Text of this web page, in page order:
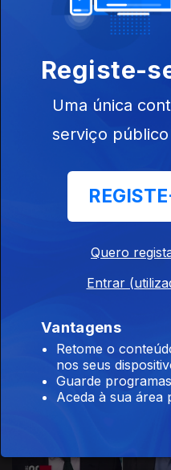
Registe-
Uma única
serviço
Quero
Entrar
Vantagens
Retome o
nos seus
Guarde
Aceda à sua área